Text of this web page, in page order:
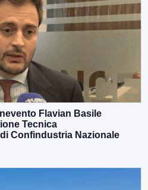
Flavian Basile
Tecnica
Confindustria Nazionale